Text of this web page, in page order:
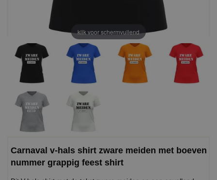
klik voor schermvullend
Carnaval v-hals shirt zware meiden met boeven
nummer grappig feest shirt